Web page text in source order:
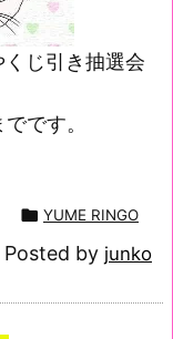
じ引き抽選会
です。
 YUME RINGO
Posted by junko